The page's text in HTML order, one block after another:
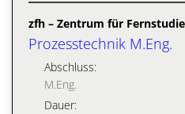
zfh – Zentrum für
Prozesstechnik M.Eng.
Abschluss:
M.Eng.
Dauer: